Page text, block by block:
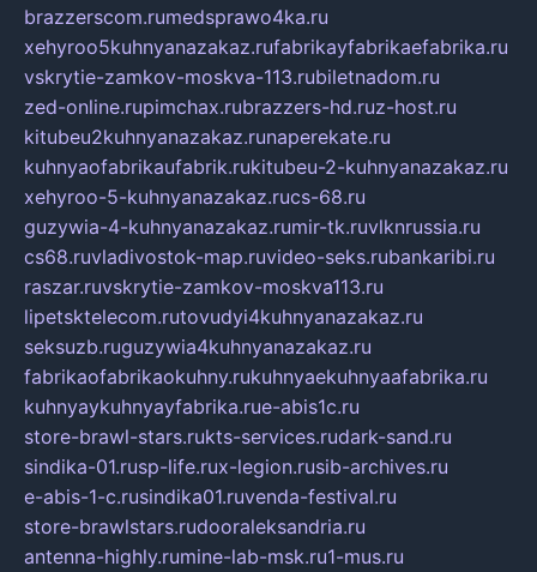
brazzerscom.rumedsprawo4ka.ru
xehyroo5kuhnyanazakaz.rufabrikayfabrikaefabrika.ru
vskrytie-zamkov-moskva-113.rubiletnadom.ru
zed-online.rupimchax.rubrazzers-hd.ruz-host.ru
kitubeu2kuhnyanazakaz.runaperekate.ru
kuhnyaofabrikaufabrik.rukitubeu-2-kuhnyanazakaz.ru
xehyroo-5-kuhnyanazakaz.rucs-68.ru
guzywia-4-kuhnyanazakaz.rumir-tk.ruvlknrussia.ru
cs68.ruvladivostok-map.ruvideo-seks.rubankaribi.ru
raszar.ruvskrytie-zamkov-moskva113.ru
lipetsktelecom.rutovudyi4kuhnyanazakaz.ru
seksuzb.ruguzywia4kuhnyanazakaz.ru
fabrikaofabrikaokuhny.rukuhnyaekuhnyaafabrika.ru
kuhnyaykuhnyayfabrika.rue-abis1c.ru
store-brawl-stars.rukts-services.rudark-sand.ru
sindika-01.rusp-life.rux-legion.rusib-archives.ru
e-abis-1-c.rusindika01.ruvenda-festival.ru
store-brawlstars.rudooraleksandria.ru
antenna-highly.rumine-lab-msk.ru1-mus.ru